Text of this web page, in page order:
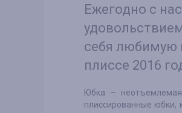
Ежегодно с
себя любимую
плиссе 2016
Юбка –
плиссированные юбки,